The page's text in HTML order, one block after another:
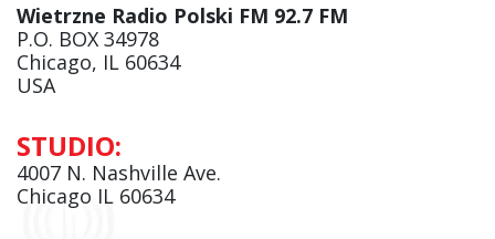
Wietrzne Radio Polski FM 92.7 FM
P.O. BOX 34978
Chicago, IL 60634
USA
STUDIO:
4007 N. Nashville Ave.
Chicago IL 60634